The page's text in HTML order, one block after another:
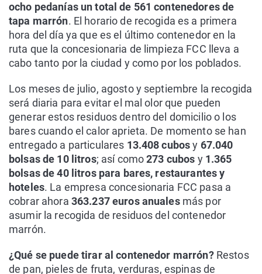
ocho pedanías un total de 561 contenedores de
tapa marrón. El horario de recogida es a primera
hora del día ya que es el último contenedor en la
ruta que la concesionaria de limpieza FCC lleva a
cabo tanto por la ciudad y como por los poblados.
Los meses de julio, agosto y septiembre la recogida
será diaria para evitar el mal olor que pueden
generar estos residuos dentro del domicilio o los
bares cuando el calor aprieta. De momento se han
entregado a particulares 13.408 cubosy 67.040
bolsas de 10 litros; así como273 cubos y 1.365
bolsas de 40 litros para bares, restaurantes y
hoteles. La empresa concesionaria FCC pasa a
cobrar ahora 363.237 euros anuales más por
asumir la recogida de residuos del contenedor
marrón.
¿Qué se puede tirar al contenedor marrón? Restos
de pan, pieles de fruta, verduras, espinas de